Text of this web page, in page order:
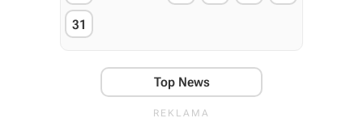
31
Top News